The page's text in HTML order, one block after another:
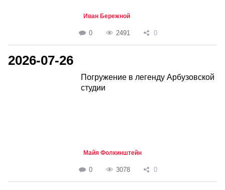
Иван Бережной
0 2491 0
2026-07-26
Погружение в легенду Арбузовской
студии
Майя Фолкинштейн
0 3078 0